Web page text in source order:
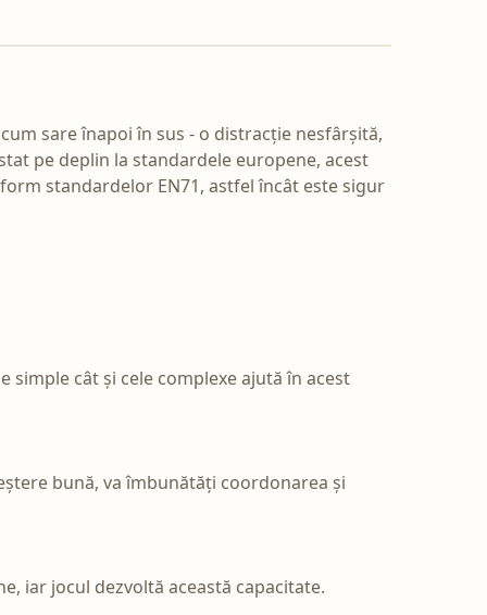
sare înapoi în sus - o distracție nesfârșită,
pe deplin la standardele europene, acest
standardelor EN71, astfel încât este sigur
cât și cele complexe ajută în acest
bună, va îmbunătăți coordonarea și
iar jocul dezvoltă această capacitate.